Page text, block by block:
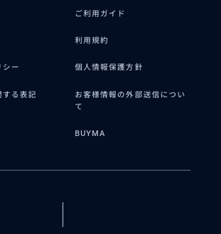
ご利用ガイド
利用規約
シー 個人情報保護方針
する表記
お客様情報の外部送信につい
て
BUYMA